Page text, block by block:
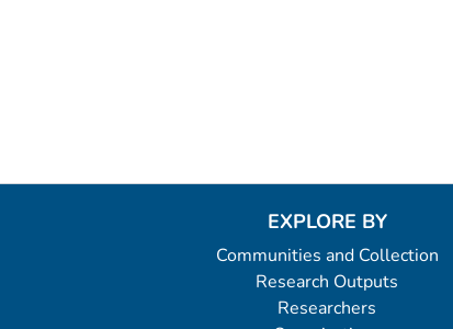
EXPLORE BY
Communities and Collection
Research Outputs
Researchers